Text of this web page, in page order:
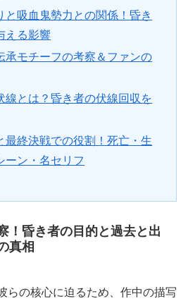
と吸血鬼勢力との関係！昏き
える影響
承モチーフの考察＆ファンの
線とは？昏き者の伏線回収を
最終決戦での役割！死亡・生
ーン・名セリフ
！昏き者の目的と過去と出
真相
らの核心に迫るため、作中の描写